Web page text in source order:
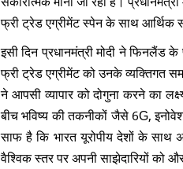
फ्री ट्रेड एग्रीमेंट स्पेन के साथ आर्थिक
इसी दिन प्रधानमंत्री मोदी ने फिनलैंड
फ्री ट्रेड एग्रीमेंट को उनके व्यक्तिगत
ने आपसी व्यापार को दोगुना करने का
बीच भविष्य की तकनीकों जैसे 6G,
साफ है कि भारत यूरोपीय देशों के
वैश्विक स्तर पर अपनी साझेदारियों को